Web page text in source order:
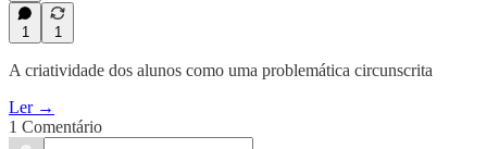
1 1
A criatividade dos alunos como uma problemática circunscrita
Ler →
1 Comentário